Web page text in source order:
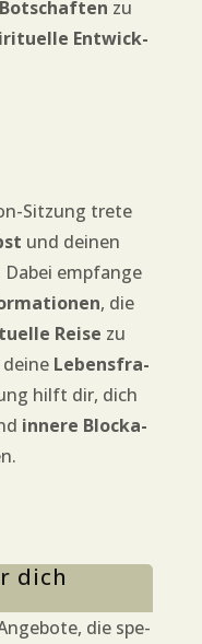
Bot­schaf­ten zu
Ent­wick­
Sit­zung tre­te
und dei­nen
emp­fan­ge
, die
Rei­se zu
Lebens­fra­
hilft dir, dich
inne­re Blo­cka­
dich
die spe­